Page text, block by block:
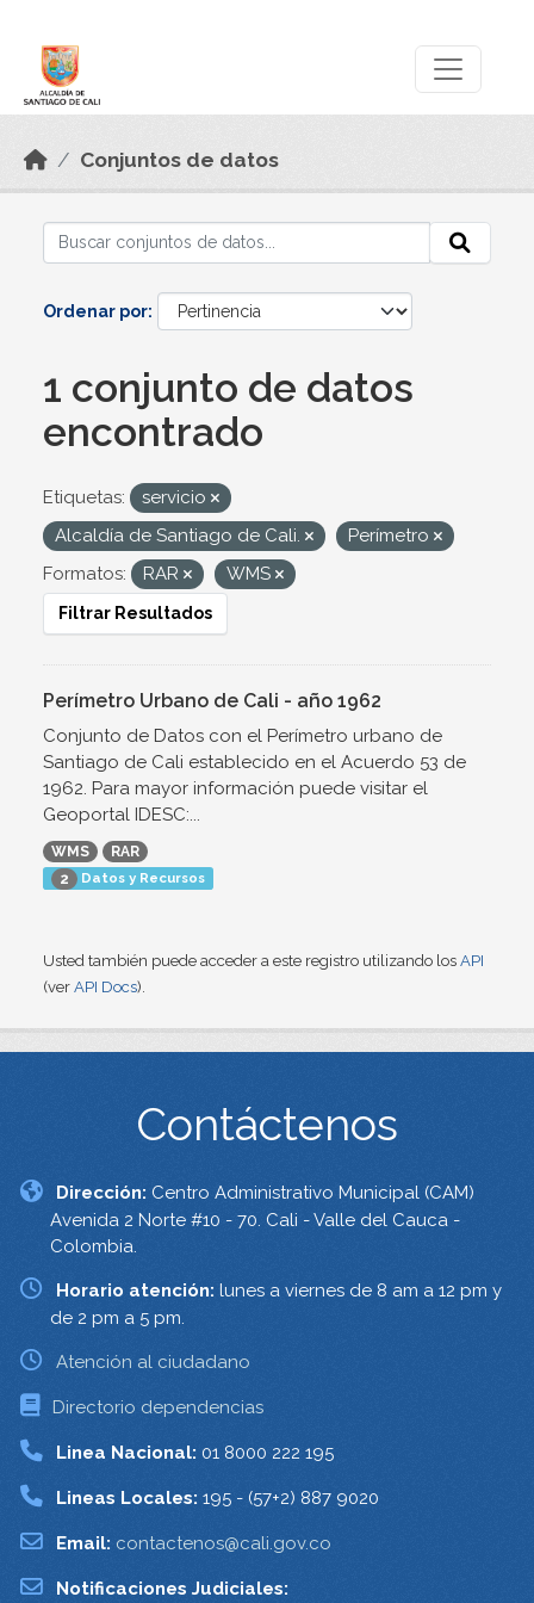
Conjuntos de datos
Ordenar por
1 conjunto de datos
encontrado
Etiquetas:
servicio
Alcaldía de Santiago de Cali.
Perímetro
Formatos:
RAR WMS
Filtrar Resultados
Perímetro Urbano de Cali - año 1962
Conjunto de Datos con el Perímetro urbano de
Santiago de Cali establecido en el Acuerdo 53 de
1962. Para mayor información puede visitar el
Geoportal IDESC:...
WMS
RAR
2 Datos y Recursos
Usted también puede acceder a este registro utilizando los API
(ver API Docs).
Contáctenos
Dirección: Centro Administrativo Municipal (CAM)
Avenida 2 Norte #10 - 70. Cali - Valle del Cauca -
Colombia.
Horario atención: lunes a viernes de 8 am a 12 pm y
de 2 pm a 5 pm.
Atención al ciudadano
Directorio dependencias
Linea Nacional: 01 8000 222 195
Lineas Locales: 195 - (57+2) 887 9020
Email: contactenos@cali.gov.co
Notificaciones Judiciales: